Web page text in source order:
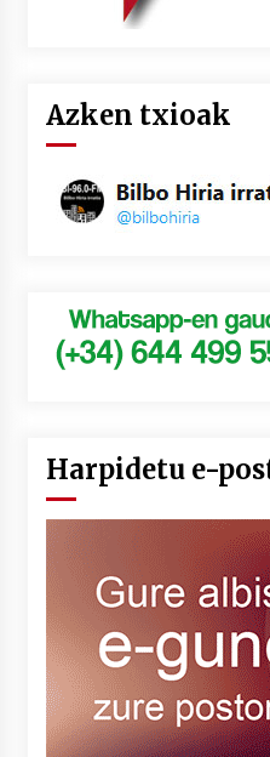
Azken txioak
Harpidetu e-